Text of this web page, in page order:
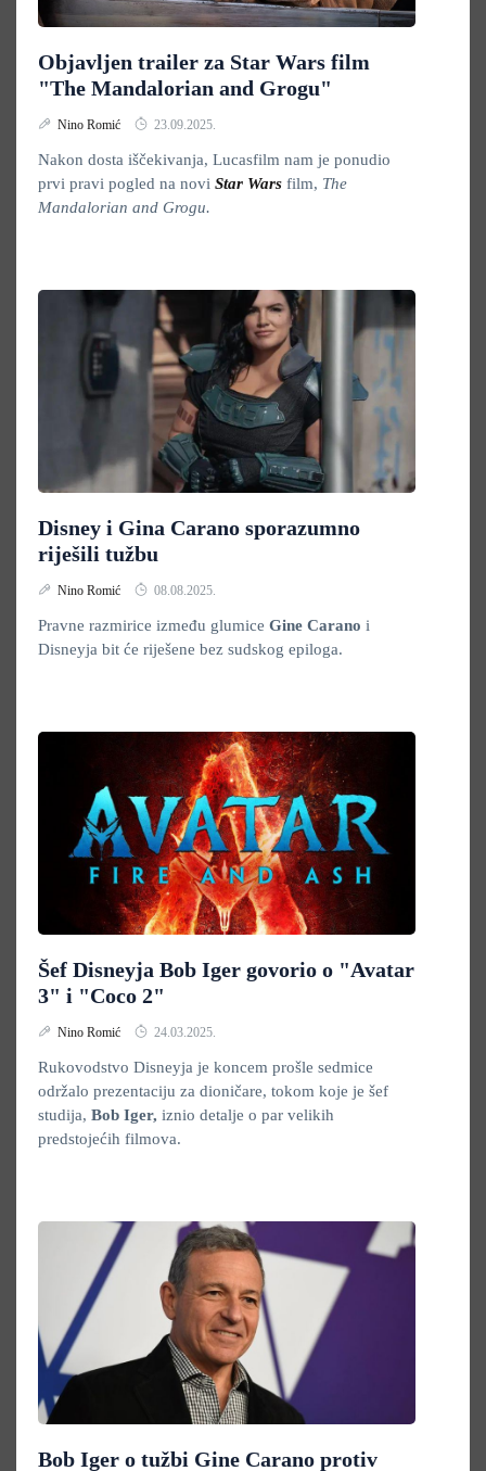
Objavljen trailer za Star Wars film
"The Mandalorian and Grogu"
Nino Romić 23.09.2025.
Nakon dosta iščekivanja, Lucasfilm nam je ponudio
prvi pravi pogled na novi Star Wars film, The
Mandalorian and Grogu.
Disney i Gina Carano sporazumno
riješili tužbu
Nino Romić 08.08.2025.
Pravne razmirice između glumice Gine Carano i
Disneyja bit će riješene bez sudskog epiloga.
Šef Disneyja Bob Iger govorio o "Avatar
3" i "Coco 2"
Nino Romić 24.03.2025.
Rukovodstvo Disneyja je koncem prošle sedmice
održalo prezentaciju za dioničare, tokom koje je šef
studija, Bob Iger, iznio detalje o par velikih
predstojećih filmova.
Bob Iger o tužbi Gine Carano protiv